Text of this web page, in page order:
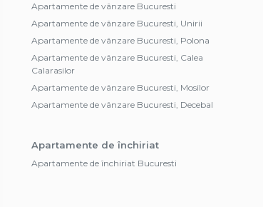
Apartamente de vânzare Bucuresti
Apartamente de vânzare Bucuresti, Unirii
Apartamente de vânzare Bucuresti, Polona
Apartamente de vânzare Bucuresti, Calea
Calarasilor
Apartamente de vânzare Bucuresti, Mosilor
Apartamente de vânzare Bucuresti, Decebal
Apartamente de închiriat
Apartamente de închiriat Bucuresti